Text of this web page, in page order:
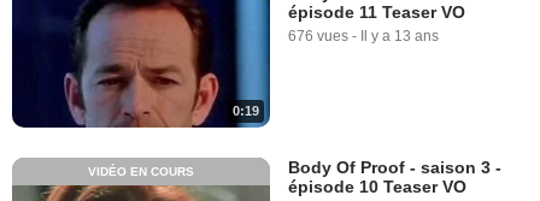
0:19
épisode 11 Teaser VO
676 vues - Il y a 13 ans
VIDÉO EN COURS
Body Of Proof - saison 3 -
épisode 10 Teaser VO